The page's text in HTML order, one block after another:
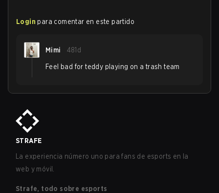
Login para comentar en este partido
Mimi 481d
Feel bad for teddy playing on a trash team
STRAFE
La experiencia número uno para fans de esports en la
web y móvil.
Strafe, todo sobre esports